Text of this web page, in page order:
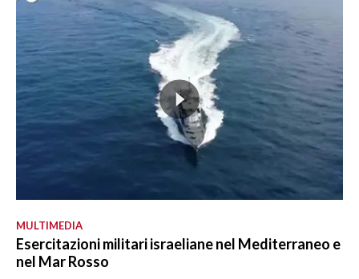
MULTIMEDIA
Esercitazioni militari israeliane nel Mediterraneo e
nel Mar Rosso